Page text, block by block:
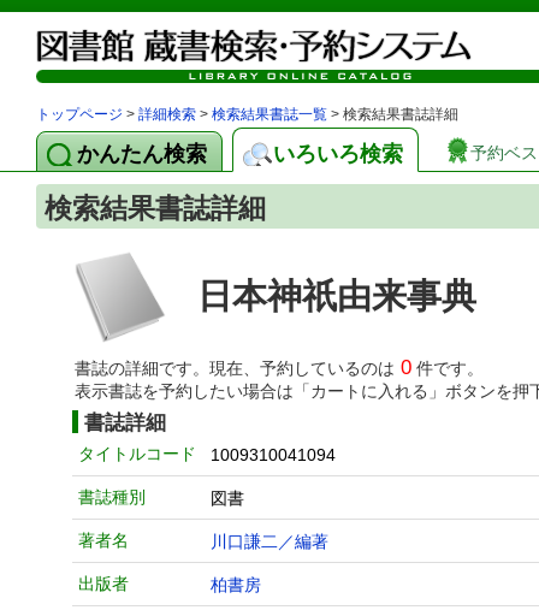
トップページ > 詳細検索 > 検索結果書誌一覧 > 検索結果書誌詳細
かんたん検索 いろいろ検索 予約ベ
検索結果書誌詳細
日本神祇由来事典
書誌の詳細です。現在、予約しているのは 0 件です。
表示書誌を予約したい場合は「カートに入れる」ボタンを押
書誌詳細
タイトルコード 1009310041094
書誌種別 図書
著者名 川口謙二／編著
出版者 柏書房